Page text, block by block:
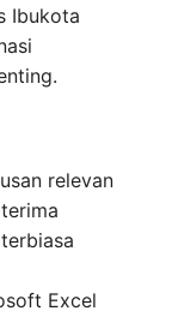
Ibukota
relevan
Excel